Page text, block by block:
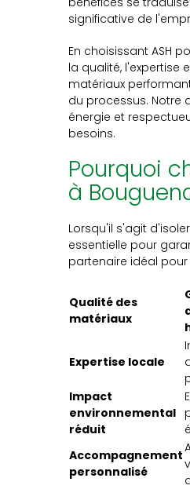
significative de
En choisissant ASH
la qualité, l'expertise
matériaux
du processus. Notre
énergie et
besoins.
Pourquoi
à
Lorsqu'il s'agit
essentielle pour
partenaire idéal
Qualité des
matériaux
Expertise locale
Impact
environnemental
réduit
Accompagnement
personnalisé